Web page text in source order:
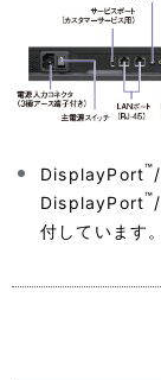
DisplayPort™
DisplayPort™
付しています。